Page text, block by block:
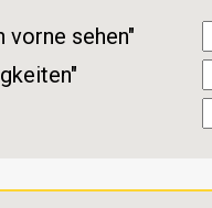
vorne sehen"